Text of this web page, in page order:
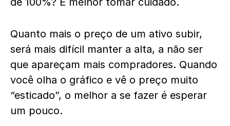
Quanto mais o preço de um ativo subir,
será mais difícil manter a alta, a não ser
que apareçam mais compradores. Quando
você olha o gráfico e vê o preço muito
“esticado”, o melhor a se fazer é esperar
um pouco.